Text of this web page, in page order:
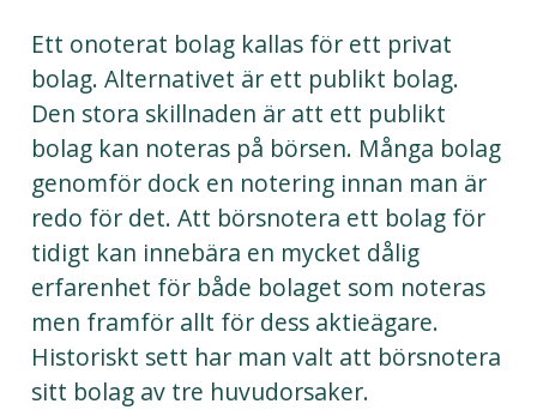
Ett onoterat bolag kallas för ett privat
bolag. Alternativet är ett publikt bolag.
Den stora skillnaden är att ett publikt
bolag kan noteras på börsen. Många bolag
genomför dock en notering innan man är
redo för det. Att börsnotera ett bolag för
tidigt kan innebära en mycket dålig
erfarenhet för både bolaget som noteras
men framför allt för dess aktieägare.
Historiskt sett har man valt att börsnotera
sitt bolag av tre huvudorsaker.